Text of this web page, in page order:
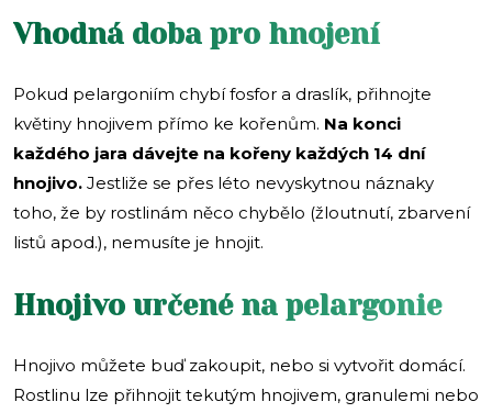
Vhodná doba pro hnojení
Pokud pelargoniím chybí fosfor a draslík, přihnojte
květiny hnojivem přímo ke kořenům. Na konci
každého jara dávejte na kořeny každých 14 dní
hnojivo. Jestliže se přes léto nevyskytnou náznaky
toho, že by rostlinám něco chybělo (žloutnutí, zbarvení
listů apod.), nemusíte je hnojit.
Hnojivo určené na pelargonie
Hnojivo můžete buď zakoupit, nebo si vytvořit domácí.
Rostlinu lze přihnojit tekutým hnojivem, granulemi nebo